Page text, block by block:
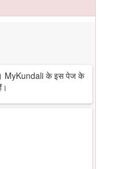
है। MyKundali के इस पेज के